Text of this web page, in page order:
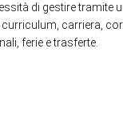
di gestire tramite
carriera,
ferie e trasferte.